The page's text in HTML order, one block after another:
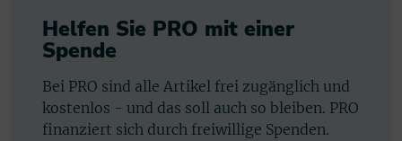
Helfen Sie PRO mit einer
Spende
Bei PRO sind alle Artikel frei zugänglich und
kostenlos - und das soll auch so bleiben. PRO
finanziert sich durch freiwillige Spenden.